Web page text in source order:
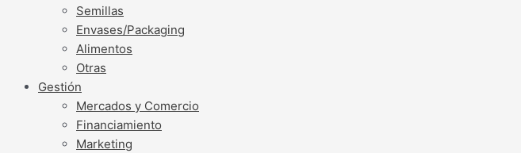
Semillas
Envases/Packaging
Alimentos
Otras
Gestión
Mercados y Comercio
Financiamiento
Marketing